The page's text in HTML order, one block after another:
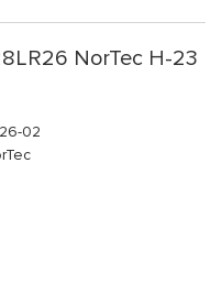
NorTec H-23
02